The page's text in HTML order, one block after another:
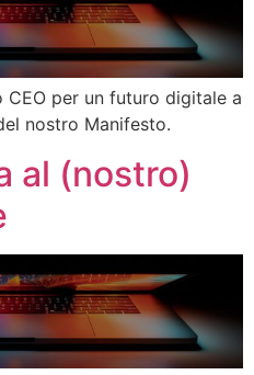
per un futuro digitale a
nostro Manifesto.
al (nostro)